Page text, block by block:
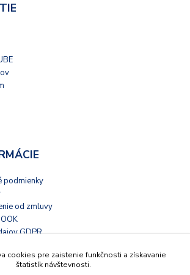
podmienky
od zmluvy
GDPR
cookies pre zaistenie funkčnosti a získavanie
štatistík návštevnosti.